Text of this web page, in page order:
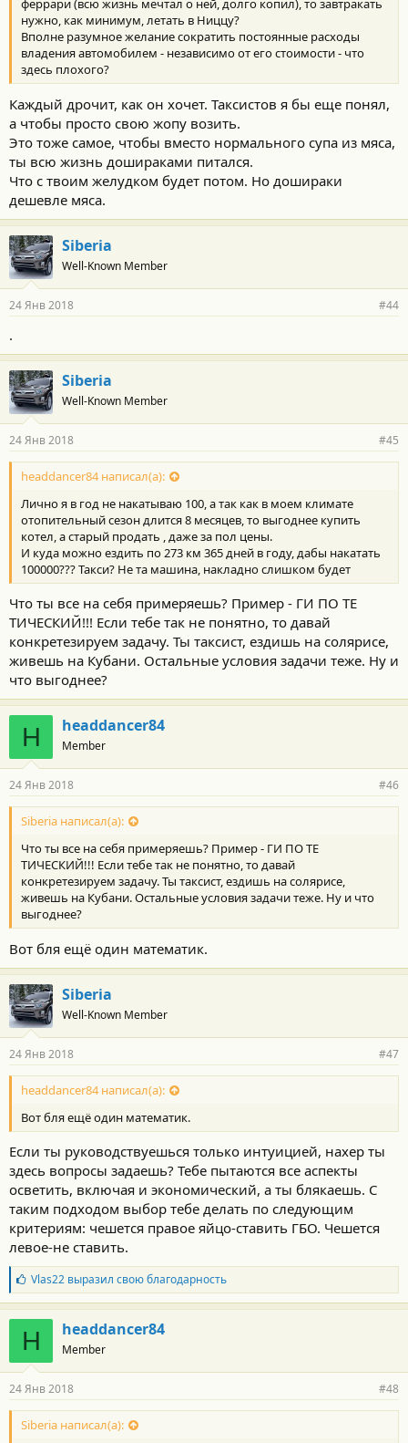
феррари (всю жизнь мечтал о ней, долго копил), то завтракать
нужно, как минимум, летать в Ниццу?
Вполне разумное желание сократить постоянные расходы
владения автомобилем - независимо от его стоимости - что
здесь плохого?
Каждый дрочит, как он хочет. Таксистов я бы еще понял,
а чтобы просто свою жопу возить.
Это тоже самое, чтобы вместо нормального супа из мяса,
ты всю жизнь дошираками питался.
Что с твоим желудком будет потом. Но дошираки
дешевле мяса.
Siberia
Well-Known Member
24 Янв 2018 #44
.
Siberia
Well-Known Member
24 Янв 2018 #45
headdancer84 написал(а):
Лично я в год не накатываю 100, а так как в моем климате
отопительный сезон длится 8 месяцев, то выгоднее купить
котел, а старый продать , даже за пол цены.
И куда можно ездить по 273 км 365 дней в году, дабы накатать
100000??? Такси? Не та машина, накладно слишком будет
Что ты все на себя примеряешь? Пример - ГИ ПО ТЕ
ТИЧЕСКИЙ!!! Если тебе так не понятно, то давай
конкретезируем задачу. Ты таксист, ездишь на солярисе,
живешь на Кубани. Остальные условия задачи теже. Ну и
что выгоднее?
H headdancer84
Member
24 Янв 2018 #46
Siberia написал(а):
Что ты все на себя примеряешь? Пример - ГИ ПО ТЕ
ТИЧЕСКИЙ!!! Если тебе так не понятно, то давай
конкретезируем задачу. Ты таксист, ездишь на солярисе,
живешь на Кубани. Остальные условия задачи теже. Ну и что
выгоднее?
Вот бля ещё один математик.
Siberia
Well-Known Member
24 Янв 2018 #47
headdancer84 написал(а):
Вот бля ещё один математик.
Если ты руководствуешься только интуицией, нахер ты
здесь вопросы задаешь? Тебе пытаются все аспекты
осветить, включая и экономический, а ты блякаешь. С
таким подходом выбор тебе делать по следующим
критериям: чешется правое яйцо-ставить ГБО. Чешется
левое-не ставить.
Б
л
а
г
о
а
н
о
с
Vlas22выразил свою благодарность
H headdancer84
Member
24 Янв 2018 #48
Siberia написал(а):